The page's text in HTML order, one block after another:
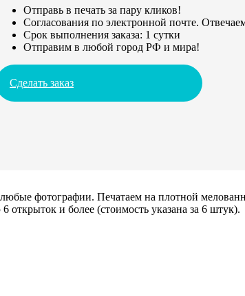
Отправь в печать за пару кликов!
Согласования по электронной почте.
Срок выполнения заказа: 1 сутки
Отправим в любой город РФ и мира!
Сделать заказ
фотографии. Печатаем на плотной
открыток и более (стоимость указана за 6 штук).